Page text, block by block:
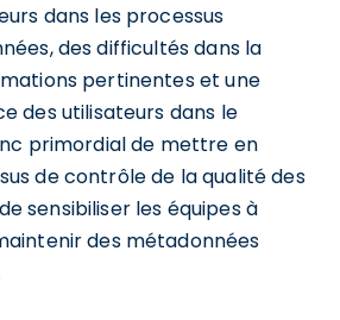
dans les processus
des difficultés dans la
pertinentes et une
des utilisateurs dans le
primordial de mettre en
de contrôle de la qualité des
sensibiliser les équipes à
des métadonnées